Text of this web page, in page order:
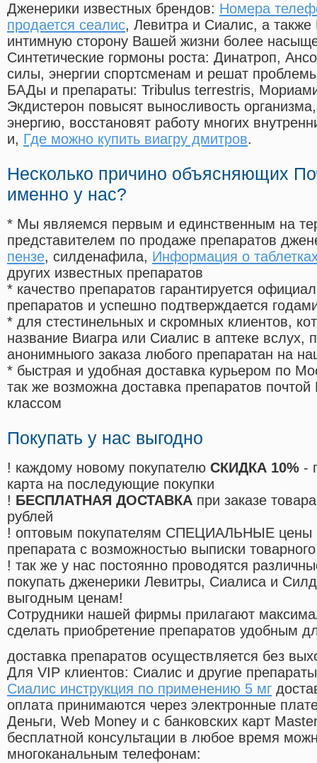
Дженерики известных брендов: Номера
продается сеалис, Левитра и Сиалис, а также
интимную сторону Вашей жизни более
Синтетические гормоны роста: Динатроп,
силы, энергии спортсменам и решат
БАДы и препараты: Tribulus terrestris,
Экдистерон повысят выносливость
энергию, восстановят работу многих
и, Где можно купить виагру дмитров.
Несколько причино объясняющих
именно у нас?
* Мы являемся первым и единственным на
представителем по продаже препаратов
пензе, силденафила, Информация о
других известных препаратов
* качество препаратов гарантируется
препаратов и успешно подтверждается
* для стестинельных и скромных клиентов,
название Виагра или Сиалис в аптеке вслух,
анонимныого заказа любого препаратан на
* быстрая и удобная доставка курьером по
так же возможна доставка препаратов
классом
Покупать у нас выгодно
! каждому новому покупателю СКИДКА 10% -
карта на последующие покупки
! БЕСПЛАТНАЯ ДОСТАВКА при заказе
рублей
! оптовым покупателям СПЕЦИАЛЬНЫЕ цены
препарата с возможностью выписки
! так же у нас постоянно проводятся
покупать дженерики Левитры, Сиалиса и
выгодным ценам!
Cотрудники нашей фирмы прилагают
сделать приобретение препаратов удобным
доставка препаратов осуществляется без
Для VIP клиентов: Сиалис и другие
Сиалис инструкция по применению 5 мг
оплата принимаются через электронные
Деньги, Web Money и с банковских карт
бесплатной консультации в любое время
многоканальным телефонам: